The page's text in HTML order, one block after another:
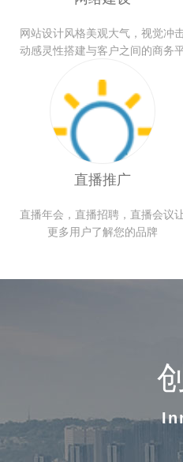
网站设计风格美观大气，视觉冲
动感灵性搭建与客户之间的商务
直播推广
直播年会，直播招聘，直播会议
更多用户了解您的品牌